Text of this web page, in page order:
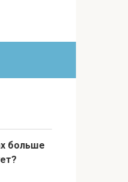
больше